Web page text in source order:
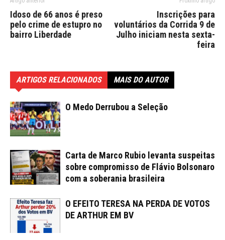
Idoso de 66 anos é preso
pelo crime de estupro no
bairro Liberdade
Inscrições para
voluntários da Corrida 9 de
Julho iniciam nesta sexta-
feira
ARTIGOS RELACIONADOS MAIS DO AUTOR
O Medo Derrubou a Seleção
Carta de Marco Rubio levanta suspeitas
sobre compromisso de Flávio Bolsonaro
com a soberania brasileira
O EFEITO TERESA NA PERDA DE VOTOS
DE ARTHUR EM BV